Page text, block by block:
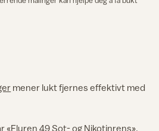
mener lukt fjernes effektivt med
«Fluren 49 Sot- og Nikotinrens».